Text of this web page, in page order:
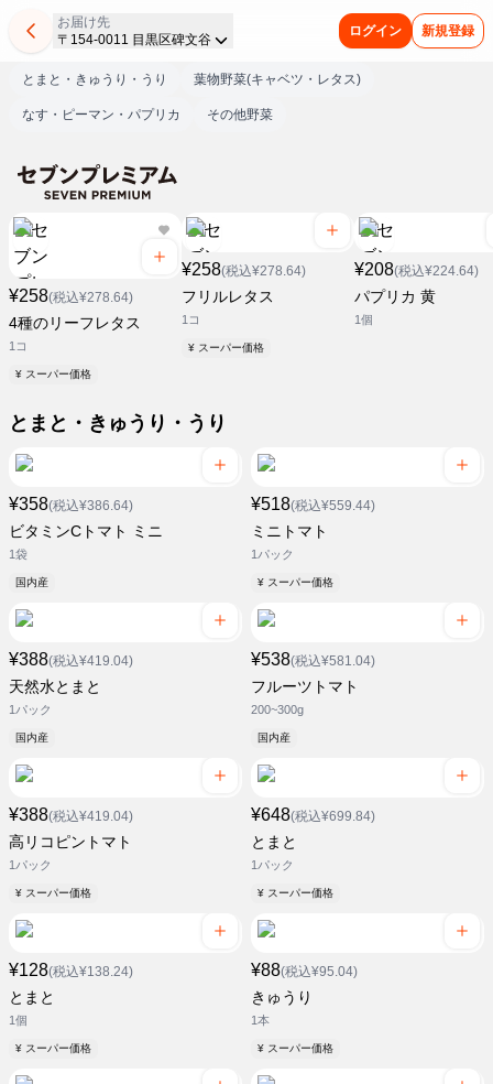
お届け先
〒154-0011 目黒区碑文谷
ログイン 新規登録
とまと・きゅうり・うり 葉物野菜(キャベツ・レタス)
なす・ピーマン・パプリカ その他野菜
¥258(税込¥278.64)
4種のリーフレタス
1コ
¥ スーパー価格
¥258(税込¥278.64)
フリルレタス
1コ
¥ スーパー価格
¥208(税込¥224.64)
パプリカ 黄
1個
とまと・きゅうり・うり
¥358(税込¥386.64)
ビタミンCトマト ミニ
1袋
国内産
¥518(税込¥559.44)
ミニトマト
1パック
¥ スーパー価格
¥388(税込¥419.04)
天然水とまと
1パック
国内産
¥538(税込¥581.04)
フルーツトマト
200~300g
国内産
¥388(税込¥419.04)
高リコピントマト
1パック
¥ スーパー価格
¥648(税込¥699.84)
とまと
1パック
¥ スーパー価格
¥128(税込¥138.24)
とまと
1個
¥ スーパー価格
¥88(税込¥95.04)
きゅうり
1本
¥ スーパー価格